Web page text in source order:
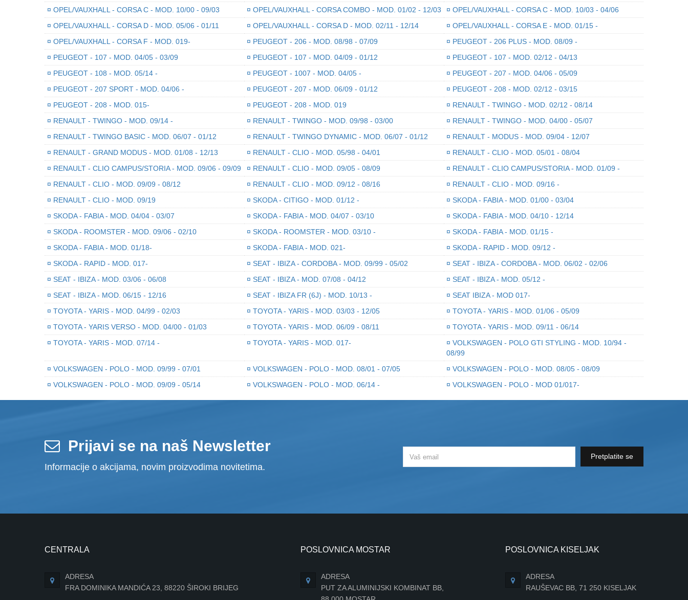
¤ OPEL/VAUXHALL - CORSA C - MOD. 10/00 - 09/03 ¤ OPEL/VAUXHALL - CORSA COMBO - MOD. 01/02 - 12/03 ¤ OPEL/VAUXHALL - CORSA C - MOD. 10/03 - 04/06
¤ OPEL/VAUXHALL - CORSA D - MOD. 05/06 - 01/11 ¤ OPEL/VAUXHALL - CORSA D - MOD. 02/11 - 12/14 ¤ OPEL/VAUXHALL - CORSA E - MOD. 01/15 -
¤ OPEL/VAUXHALL - CORSA F - MOD. 019- ¤ PEUGEOT - 206 - MOD. 08/98 - 07/09 ¤ PEUGEOT - 206 PLUS - MOD. 08/09 -
¤ PEUGEOT - 107 - MOD. 04/05 - 03/09 ¤ PEUGEOT - 107 - MOD. 04/09 - 01/12 ¤ PEUGEOT - 107 - MOD. 02/12 - 04/13
¤ PEUGEOT - 108 - MOD. 05/14 - ¤ PEUGEOT - 1007 - MOD. 04/05 - ¤ PEUGEOT - 207 - MOD. 04/06 - 05/09
¤ PEUGEOT - 207 SPORT - MOD. 04/06 - ¤ PEUGEOT - 207 - MOD. 06/09 - 01/12 ¤ PEUGEOT - 208 - MOD. 02/12 - 03/15
¤ PEUGEOT - 208 - MOD. 015- ¤ PEUGEOT - 208 - MOD. 019 ¤ RENAULT - TWINGO - MOD. 02/12 - 08/14
¤ RENAULT - TWINGO - MOD. 09/14 - ¤ RENAULT - TWINGO - MOD. 09/98 - 03/00 ¤ RENAULT - TWINGO - MOD. 04/00 - 05/07
¤ RENAULT - TWINGO BASIC - MOD. 06/07 - 01/12 ¤ RENAULT - TWINGO DYNAMIC - MOD. 06/07 - 01/12 ¤ RENAULT - MODUS - MOD. 09/04 - 12/07
¤ RENAULT - GRAND MODUS - MOD. 01/08 - 12/13 ¤ RENAULT - CLIO - MOD. 05/98 - 04/01 ¤ RENAULT - CLIO - MOD. 05/01 - 08/04
¤ RENAULT - CLIO CAMPUS/STORIA - MOD. 09/06 - 09/09 ¤ RENAULT - CLIO - MOD. 09/05 - 08/09 ¤ RENAULT - CLIO CAMPUS/STORIA - MOD. 01/09 -
¤ RENAULT - CLIO - MOD. 09/09 - 08/12 ¤ RENAULT - CLIO - MOD. 09/12 - 08/16 ¤ RENAULT - CLIO - MOD. 09/16 -
¤ RENAULT - CLIO - MOD. 09/19 ¤ SKODA - CITIGO - MOD. 01/12 - ¤ SKODA - FABIA - MOD. 01/00 - 03/04
¤ SKODA - FABIA - MOD. 04/04 - 03/07 ¤ SKODA - FABIA - MOD. 04/07 - 03/10 ¤ SKODA - FABIA - MOD. 04/10 - 12/14
¤ SKODA - ROOMSTER - MOD. 09/06 - 02/10 ¤ SKODA - ROOMSTER - MOD. 03/10 - ¤ SKODA - FABIA - MOD. 01/15 -
¤ SKODA - FABIA - MOD. 01/18- ¤ SKODA - FABIA - MOD. 021- ¤ SKODA - RAPID - MOD. 09/12 -
¤ SKODA - RAPID - MOD. 017- ¤ SEAT - IBIZA - CORDOBA - MOD. 09/99 - 05/02 ¤ SEAT - IBIZA - CORDOBA - MOD. 06/02 - 02/06
¤ SEAT - IBIZA - MOD. 03/06 - 06/08 ¤ SEAT - IBIZA - MOD. 07/08 - 04/12 ¤ SEAT - IBIZA - MOD. 05/12 -
¤ SEAT - IBIZA - MOD. 06/15 - 12/16 ¤ SEAT - IBIZA FR (6J) - MOD. 10/13 - ¤ SEAT IBIZA - MOD 017-
¤ TOYOTA - YARIS - MOD. 04/99 - 02/03 ¤ TOYOTA - YARIS - MOD. 03/03 - 12/05 ¤ TOYOTA - YARIS - MOD. 01/06 - 05/09
¤ TOYOTA - YARIS VERSO - MOD. 04/00 - 01/03 ¤ TOYOTA - YARIS - MOD. 06/09 - 08/11 ¤ TOYOTA - YARIS - MOD. 09/11 - 06/14
¤ TOYOTA - YARIS - MOD. 07/14 - ¤ TOYOTA - YARIS - MOD. 017- ¤ VOLKSWAGEN - POLO GTI STYLING - MOD. 10/94 -
08/99
¤ VOLKSWAGEN - POLO - MOD. 09/99 - 07/01 ¤ VOLKSWAGEN - POLO - MOD. 08/01 - 07/05 ¤ VOLKSWAGEN - POLO - MOD. 08/05 - 08/09
¤ VOLKSWAGEN - POLO - MOD. 09/09 - 05/14 ¤ VOLKSWAGEN - POLO - MOD. 06/14 - ¤ VOLKSWAGEN - POLO - MOD 01/017-
Prijavi se na naš Newsletter
Informacije o akcijama, novim proizvodima novitetima.
Pretplatite se
CENTRALA
ADRESA
FRA DOMINIKA MANDIĆA 23, 88220 ŠIROKI BRIJEG
POSLOVNICA MOSTAR
ADRESA
PUT ZA ALUMINIJSKI KOMBINAT BB,
POSLOVNICA KISELJAK
ADRESA
RAUŠEVAC BB, 71 250 KISELJAK